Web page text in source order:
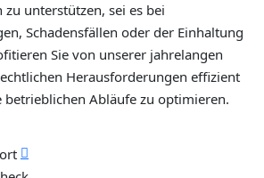
unterstützen, sei es bei
Schadensfällen oder der Einhaltung
Sie von unserer jahrelangen
Herausforderungen effizient
Abläufe zu optimieren.